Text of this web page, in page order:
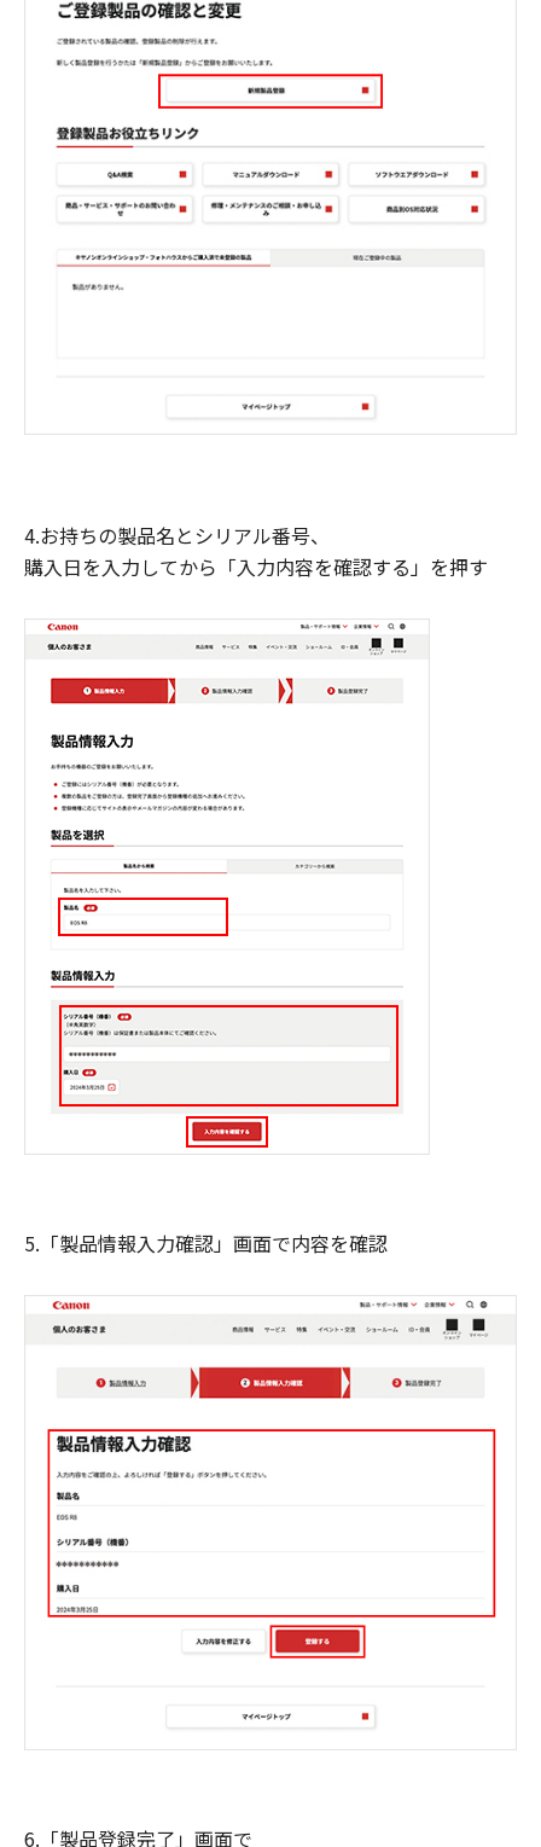
4.お持ちの製品名とシリアル番号、
購入日を入力してから「入力内容を確認する」を押す
5.「製品情報入力確認」画面で内容を確認
6.「製品登録完了」画面で